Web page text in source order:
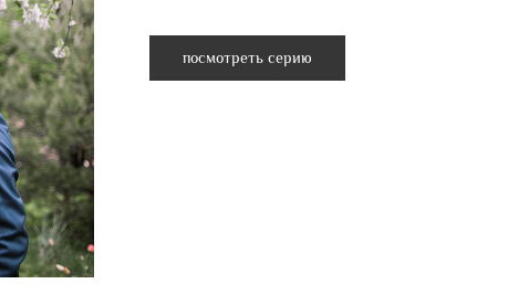
посмотреть серию